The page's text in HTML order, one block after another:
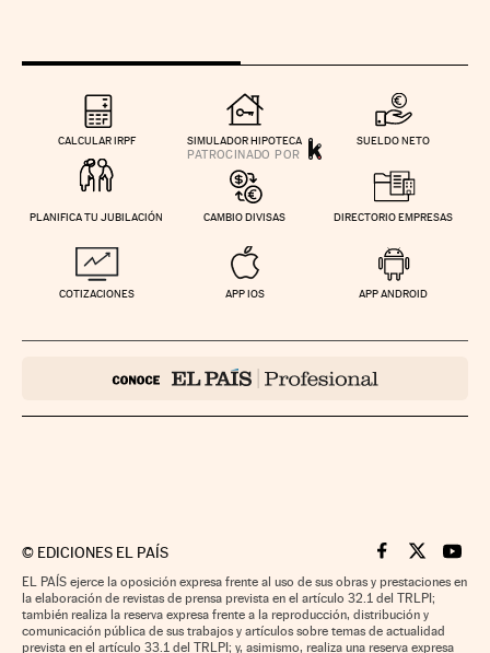
CALCULAR IRPF SIMULADOR HIPOTECA SUELDO NETO
PLANIFICA TU JUBILACIÓN CAMBIO DIVISAS DIRECTORIO EMPRESAS
COTIZACIONES APP IOS APP ANDROID
© EDICIONES EL PAÍS Cinco Días en
Cinco Días
Cinco
EL PAÍS ejerce la oposición expresa frente al uso de sus obras y prestaciones en
la elaboración de revistas de prensa prevista en el artículo 32.1 del TRLPI;
también realiza la reserva expresa frente a la reproducción, distribución y
comunicación pública de sus trabajos y artículos sobre temas de actualidad
prevista en el artículo 33.1 del TRLPI; y, asimismo, realiza una reserva expresa